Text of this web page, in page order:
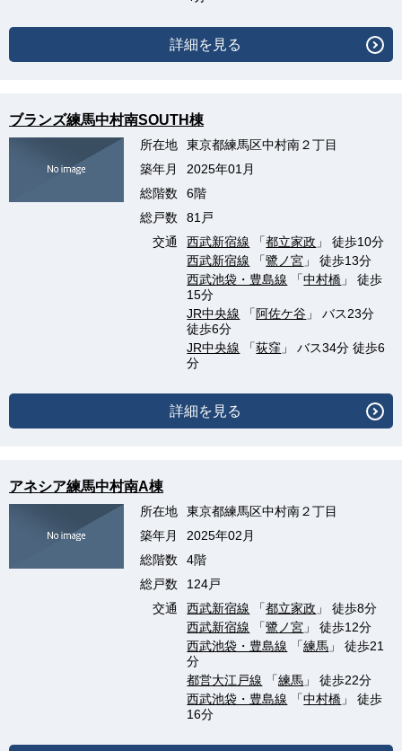
詳細を見る
ブランズ練馬中村南SOUTH棟
所在地
東京都練馬区中村南２丁目
築年月
2025年01月
総階数
6階
総戸数
81戸
交通
西武新宿線 「都立家政 」 徒歩10分
西武新宿線 「鷺ノ宮 」 徒歩13分
西武池袋・豊島線 「中村橋 」 徒歩
15分
JR中央線 「 阿佐ケ谷 」 バス23分
徒歩6分
JR中央線 「荻窪 」 バス34分 徒歩6
分
詳細を見る
アネシア練馬中村南A棟
所在地
東京都練馬区中村南２丁目
築年月
2025年02月
総階数
4階
総戸数
124戸
交通
西武新宿線 「都立家政 」 徒歩8分
西武新宿線 「鷺ノ宮 」 徒歩12分
西武池袋・豊島線 「練馬 」 徒歩21
分
都営大江戸線 「練馬 」 徒歩22分
西武池袋・豊島線 「中村橋 」 徒歩
16分